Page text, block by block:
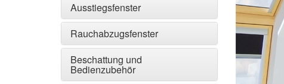
Ausstiegsfenster
Rauchabzugsfenster
Beschattung und
Bedienzubehör